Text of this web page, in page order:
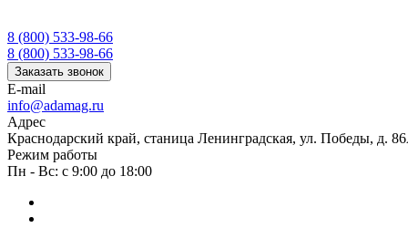
8 (800) 533-98-66
8 (800) 533-98-66
Заказать звонок
E-mail
info@adamag.ru
Адрес
Краснодарский край, станица Ленинградская, ул. Победы, д.
Режим работы
Пн - Вс: с 9:00 до 18:00